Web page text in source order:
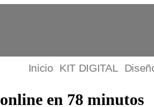
Inicio KIT DIGITAL
en 78 minutos